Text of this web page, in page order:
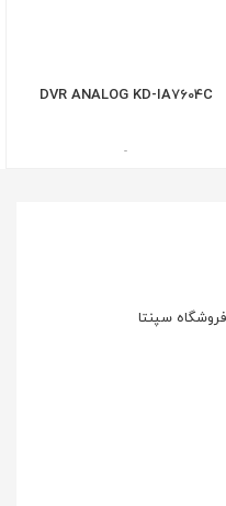
DVR ANALOG KD-IA7604C
-
سپنتا